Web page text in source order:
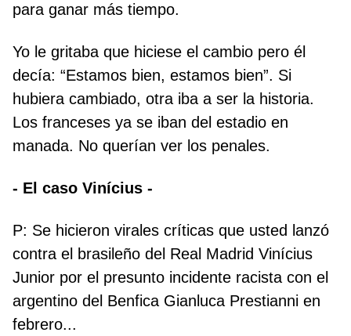
para ganar más tiempo.
Yo le gritaba que hiciese el cambio pero él
decía: “Estamos bien, estamos bien”. Si
hubiera cambiado, otra iba a ser la historia.
Los franceses ya se iban del estadio en
manada. No querían ver los penales.
- El caso Vinícius -
P: Se hicieron virales críticas que usted lanzó
contra el brasileño del Real Madrid Vinícius
Junior por el presunto incidente racista con el
argentino del Benfica Gianluca Prestianni en
febrero...